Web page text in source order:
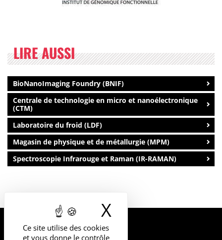
Ce site utilise des cookies
et vous donne le contrôle
X Masquer le
LIRE AUSSI
BioNanoImaging Foundry (BNIF)
Centrale de technologie en micro et nanoélectronique
(CTM)
Laboratoire du froid (LDF)
Magasin de physique et de métallurgie (MPM)
Spectroscopie Infrarouge et Raman (IR-RAMAN)
UNIVERSITÉ